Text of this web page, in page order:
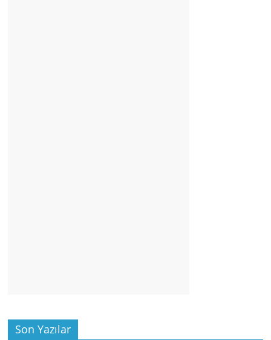
Son Yazılar